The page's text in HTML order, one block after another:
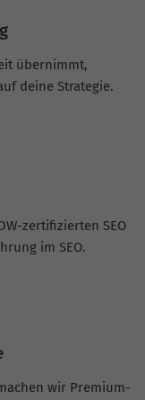
übernimmt,
deine Strategie.
zertifizierten SEO
im SEO.
wir Premium-